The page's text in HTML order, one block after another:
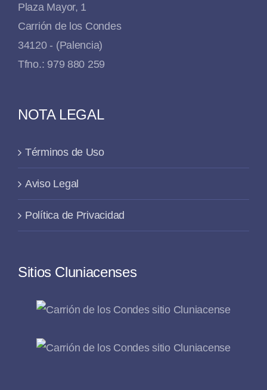
Plaza Mayor, 1
Carrión de los Condes
34120 - (Palencia)
Tfno.: 979 880 259
NOTA LEGAL
Términos de Uso
Aviso Legal
Política de Privacidad
Sitios Cluniacenses